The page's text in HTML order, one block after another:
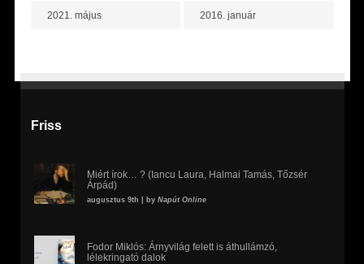
2021. május 2016. január
Friss
Miért írok… ? (Iancu Laura, Halmai Tamás, Tőzsér
Árpád)
augusztus 9th | by Napút Online
Fodor Miklós: Árnyvilág felett is áthullámzó,
lélekringató dalok